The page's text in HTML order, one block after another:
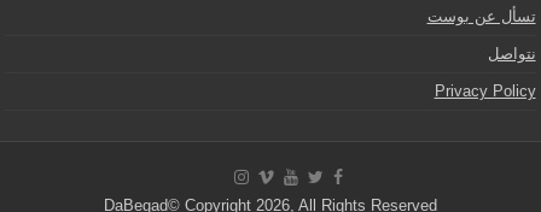
تسأل عن بوست
نتواصل
Privacy Policy
DaBegad© Copyright 2026, All Rights Reserved